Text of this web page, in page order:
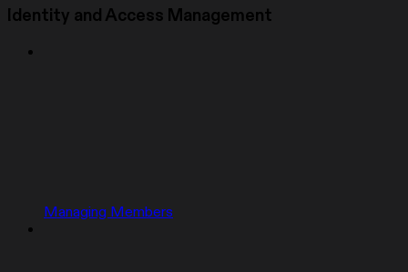
Identity and Access Management
Managing Members